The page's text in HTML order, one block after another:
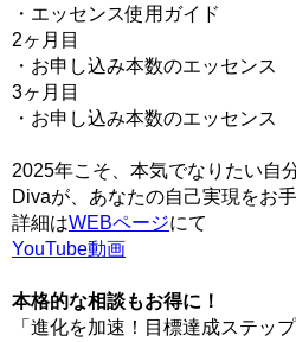
・エッセンス使用ガイド
2ヶ月目
・お申し込み本数のエッセンス
3ヶ月目
・お申し込み本数のエッセンス
2025年こそ、本気でなりたい自
Divaが、あなたの自己実現をお
詳細はWEBページにて
YouTube動画
本格的な相談もお得に！
「進化を加速！目標達成ステッ